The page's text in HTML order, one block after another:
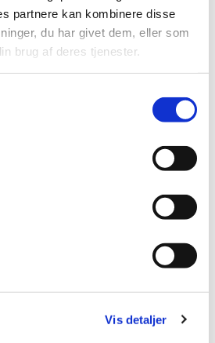
partnere kan kombinere disse
du har givet dem, eller som
brug af deres tjenester.
Vis detaljer